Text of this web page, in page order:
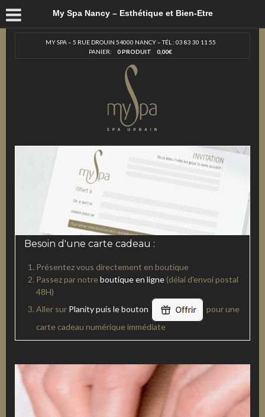
My Spa Nancy – Esthétique et Bien-Etre
MY SPA – 5 RUE DROUIN 54000 NANCY – TÉL : 03 83 30 11 55
PANIER:
0 PRODUIT 0,00€
Besoin d'une carte cadeau :
Présentez vous directement en boutique
Passez par notre boutique en ligne (délai d'envoi postal
48H)
Aller sur Planity puis le bouton
pour une
carte cadeau numérique immédiate